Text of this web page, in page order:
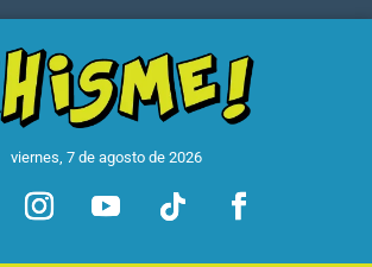
viernes, 7 de agosto de 2026